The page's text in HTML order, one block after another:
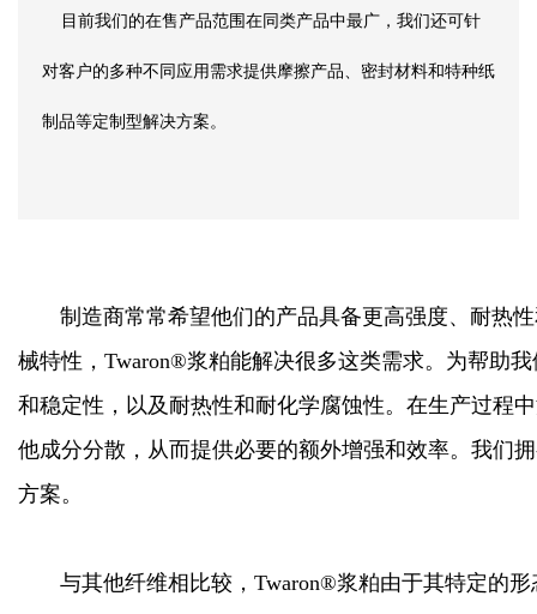
目前我们的在售产品范围在同类产品中最广，我们还可针
对客户的多种不同应用需求提供摩擦产品、密封材料和特种纸
制品等定制型解决方案。
制造商常常希望他们的产品具备更高强度、耐热性
械特性，Twaron®浆粕能解决很多这类需求。为帮助
和稳定性，以及耐热性和耐化学腐蚀性。在生产过程
他成分分散，从而提供必要的额外增强和效率。我们
方案。
与其他纤维相比较，Twaron®浆粕由于其特定的形